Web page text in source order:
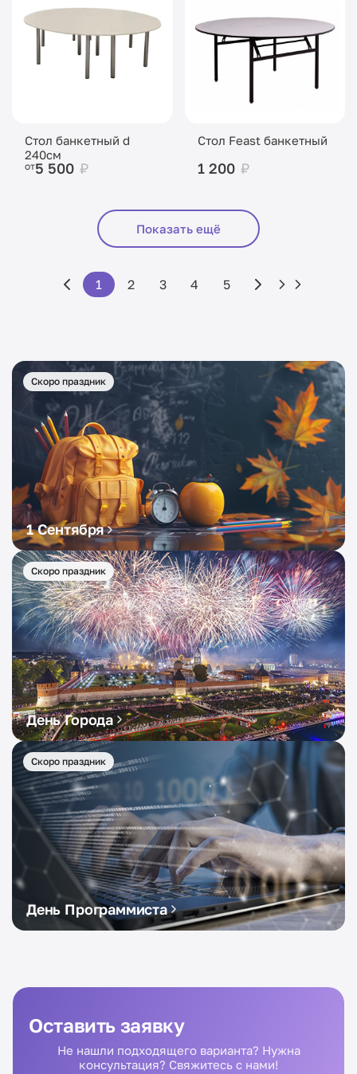
Стол банкетный d
240см
от5 500 ₽
Стол Feast банкетный
1 200 ₽
Показать ещё
1 2 3 4 5
Скоро праздник
1 Сентября
Скоро праздник
День Города
Скоро праздник
День Программиста
Оставить заявку
Не нашли подходящего варианта? Нужна
консультация? Свяжитесь с нами!